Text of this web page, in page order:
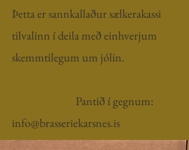
Þetta er sannkallaður sælkerakassi
tilvalinn ídeila með einhverjum
skemmtilegum um jólin.
Pantið í gegnum:
info@brasseriekarsnes.is